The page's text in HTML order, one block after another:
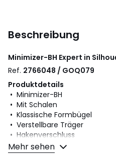
Beschreibung
Minimizer-BH Expert in
Ref. 2766048 / GOQ079
Produktdetails
• Minimizer-BH
• Mit Schalen
• Klassische Formbügel
• Verstellbare Träger
• Hakenverschluss
Material und Pflege
Mehr sehen